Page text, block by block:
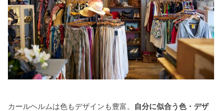
カールヘルムは色もデザインも豊富。
自分に似合う色・デザ